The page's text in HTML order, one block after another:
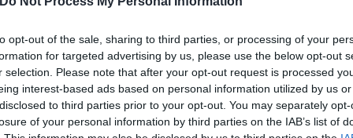
opt-out of the sale, sharing to third parties, or processing of your
for targeted advertising by us, please use the below opt-out
selection. Please note that after your opt-out request is processed
interest-based ads based on personal information utilized by us
to third parties prior to your opt-out. You may separately
of your personal information by third parties on the IAB’s list of
στο Instagram. Τους είδαμε λοιπόν μέσα στα
κάνουν snowmobile στις διάφορες πλαγιές του